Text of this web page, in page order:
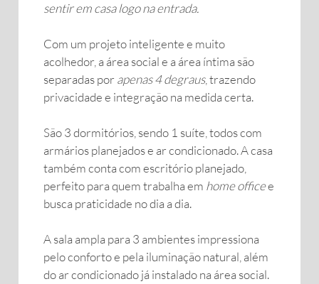
sentir em casa logo na entrada.
Com um projeto inteligente e muito
acolhedor, a área social e a área íntima são
separadas por apenas 4 degraus, trazendo
privacidade e integração na medida certa.
São 3 dormitórios, sendo 1 suíte, todos com
armários planejados e ar condicionado. A casa
também conta com escritório planejado,
perfeito para quem trabalha em home officee
busca praticidade no dia a dia.
A sala ampla para 3 ambientes impressiona
pelo conforto e pela iluminação natural, além
do ar condicionado já instalado na área social.